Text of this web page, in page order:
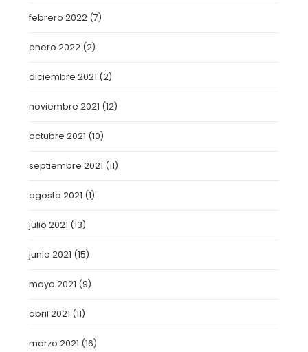
febrero 2022 (7)
enero 2022 (2)
diciembre 2021 (2)
noviembre 2021 (12)
octubre 2021 (10)
septiembre 2021 (11)
agosto 2021 (1)
julio 2021 (13)
junio 2021 (15)
mayo 2021 (9)
abril 2021 (11)
marzo 2021 (16)